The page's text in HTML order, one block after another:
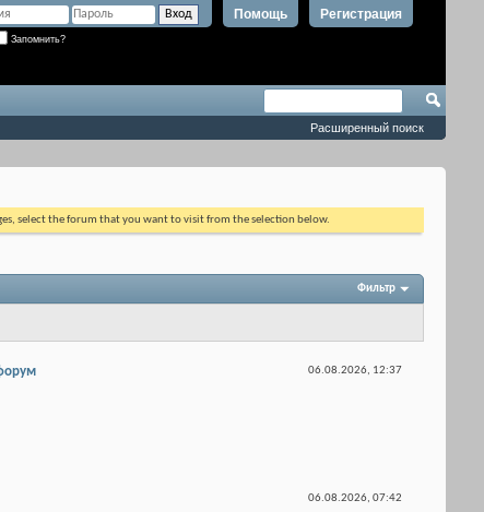
Регистрация
Помощь
Запомнить?
Расширенный поиск
select the forum that you want to visit from the selection below.
Фильтр
06.08.2026, 12:37
06.08.2026, 07:42